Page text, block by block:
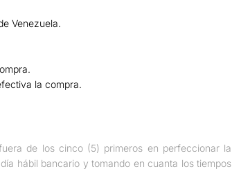
Venezuela.
la compra.
de los cinco (5) primeros en perfeccionar la
hábil bancario y tomando en cuanta los tiempos